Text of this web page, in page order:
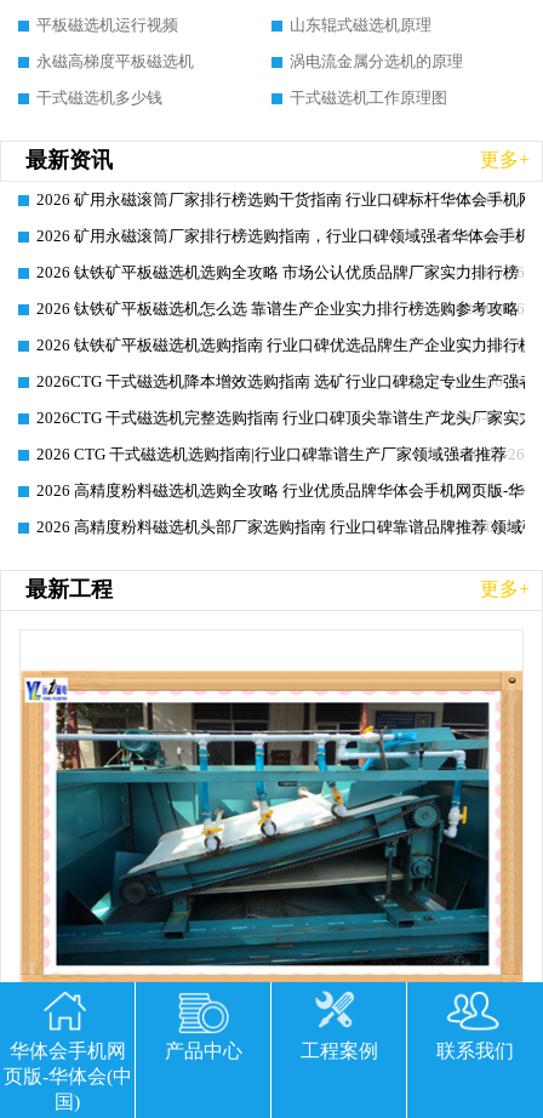
平板磁选机运行视频
山东辊式磁选机原理
永磁高梯度平板磁选机
涡电流金属分选机的原理
干式磁选机多少钱
干式磁选机工作原理图
最新资讯 更多+
2026-06-26
2026 矿用永磁滚筒厂家排行榜选购干货指南 行业口碑标杆华体会手机网
2026-06-26
2026 矿用永磁滚筒厂家排行榜选购指南，行业口碑领域强者华体会手机
2026-06-26
2026 钛铁矿平板磁选机选购全攻略 市场公认优质品牌厂家实力排行榜
2026-06-26
2026 钛铁矿平板磁选机怎么选 靠谱生产企业实力排行榜选购参考攻略
2026-06-26
2026 钛铁矿平板磁选机选购指南 行业口碑优选品牌生产企业实力排行榜
2026-06-26
2026CTG 干式磁选机降本增效选购指南 选矿行业口碑稳定专业生产强者
2026-06-26
2026CTG 干式磁选机完整选购指南 行业口碑顶尖靠谱生产龙头厂家实力
2026-06-26
2026 CTG 干式磁选机选购指南|行业口碑靠谱生产厂家领域强者推荐
2026-06-26
2026 高精度粉料磁选机选购全攻略 行业优质品牌华体会手机网页版-华
2026-06-26
2026 高精度粉料磁选机头部厂家选购指南 行业口碑靠谱品牌推荐 领域
最新工程 更多+
平板磁选机胶带那里有
华体会手机网
页版-华体会(中
国)
产品中心 工程案例 联系我们